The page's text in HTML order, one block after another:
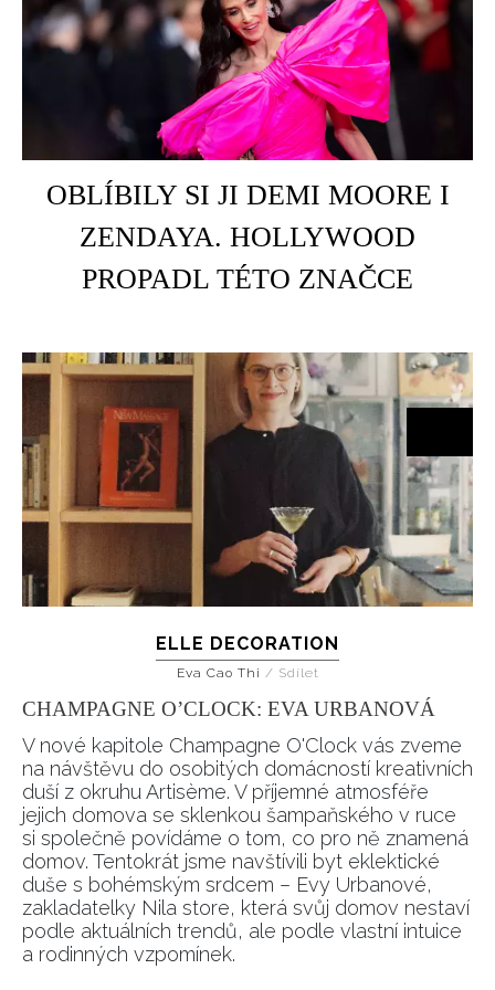
HOME
OBLÍBILY SI JI DEMI MOORE I
ZENDAYA. HOLLYWOOD
PROPADL TÉTO ZNAČCE
ELLE DECORATION
Eva Cao Thi / Sdílet
CHAMPAGNE O’CLOCK: EVA URBANOVÁ
V nové kapitole Champagne O'Clock vás zveme
na návštěvu do osobitých domácností kreativních
duší z okruhu Artisème. V příjemné atmosféře
jejich domova se sklenkou šampaňského v ruce
si společně povídáme o tom, co pro ně znamená
domov. Tentokrát jsme navštívili byt eklektické
duše s bohémským srdcem – Evy Urbanové,
zakladatelky Nila store, která svůj domov nestaví
podle aktuálních trendů, ale podle vlastní intuice
a rodinných vzpomínek.